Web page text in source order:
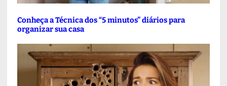
Conheça a Técnica dos “5 minutos” diários para
organizar sua casa